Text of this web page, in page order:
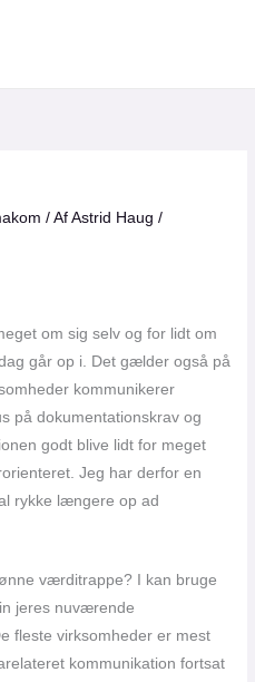
/ AfAstrid Haug/
om sig selv og for lidt om
går op i. Det gælder også på
kommunikerer
på dokumentationskrav og
godt blive lidt for meget
Jeg har derfor en
rykke længere op ad
værditrappe? I kan bruge
jeres nuværende
fleste virksomheder er mest
kommunikation fortsat